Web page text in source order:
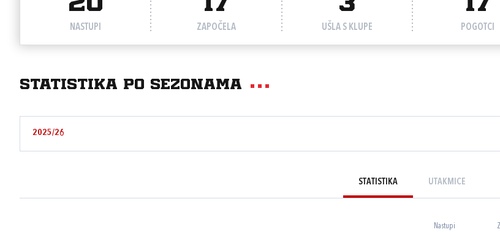
NASTUPI ZAPOČELA UŠLA S KLUPE POGOTCI
Statistika po sezonama
2025/26
STATISTIKA UTAKMICE
Nastupi